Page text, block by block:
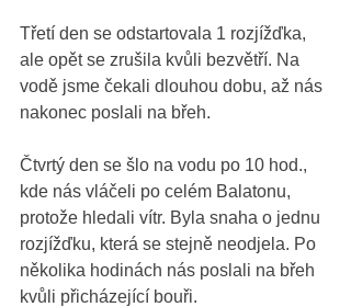
Třetí den se odstartovala 1 rozjížďka,
ale opět se zrušila kvůli bezvětří. Na
vodě jsme čekali dlouhou dobu, až nás
nakonec poslali na břeh.
Čtvrtý den se šlo na vodu po 10 hod.,
kde nás vláčeli po celém Balatonu,
protože hledali vítr. Byla snaha o jednu
rozjížďku, která se stejně neodjela. Po
několika hodinách nás poslali na břeh
kvůli přicházející bouři.